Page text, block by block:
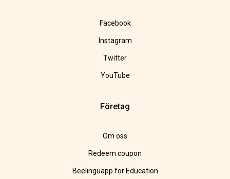
Facebook
Instagram
Twitter
YouTube
Företag
Om oss
Redeem coupon
Beelinguapp for Education